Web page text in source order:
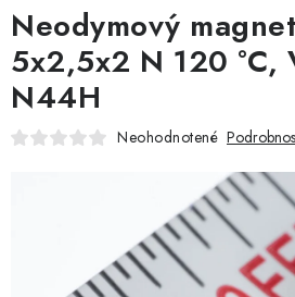
MAGNETICKÉ POMÔCKY
PRIEMYSELNÉ MAGNETY
OSTATNÉ MAGNETY
Obchodné podmienky
Neodymový
5x2,5x2 N 120 °C,
N44H
Neohodnotené